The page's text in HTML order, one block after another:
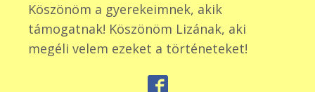
Köszönöm a gyerekeimnek, akik
támogatnak! Köszönöm Lizának, aki
megéli velem ezeket a történeteket!